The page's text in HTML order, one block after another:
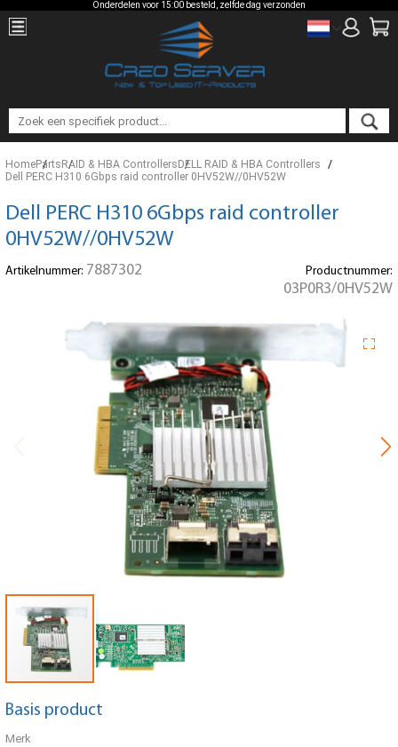
Onderdelen voor 15:00 besteld, zelfde dag verzonden
HomePartsRAID & HBA ControllersDELL RAID & HBA Controllers
Dell PERC H310 6Gbps raid controller 0HV52W//0HV52W
Dell PERC H310 6Gbps raid controller
0HV52W//0HV52W
Artikelnummer: 7887302 Productnummer:
03P0R3/0HV52W
Basis product
Merk